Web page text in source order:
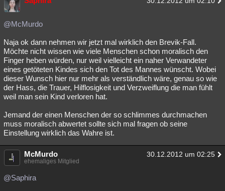
@McMurdo
Naja ok dann nehmen wir jetzt mal wirklich den Brevik-Fall.
Möchte nicht wissen wie viele Menschen schon moralisch den
Finger heben würden, nur weil vielleicht ein naher Verwandeter
eines getöteten Kindes sich den Tot des Mannes wünscht. Wobei
dieser Wunsch hier nur mehr als verständlich wäre, genau so wie
der Hass, die Trauer, Hilflosigkeit und Verzweiflung die man fühlt
weil man sein Kind verloren hat.
Jemand der einen Menschen der so schlimmes durchmachen
muss moralisch abwertet sollte sich mal fragen ob seine
Einstellung wirklich das Wahre ist.
McMurdo 30.12.2012 um 02:25
ehemaliges Mitglied
@Saphira